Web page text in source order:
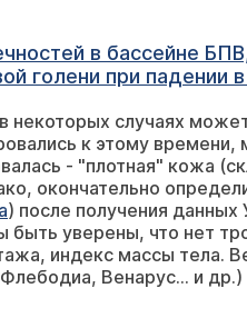
в бассейне
голени при падении
к этому времени,
) после получения данных
в коже.